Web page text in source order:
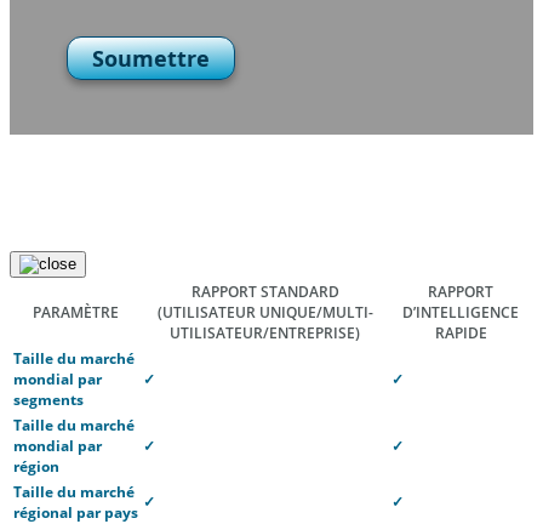
Soumettre
PARAMÈTRE
RAPPORT STANDARD
(UTILISATEUR UNIQUE/MULTI-
UTILISATEUR/ENTREPRISE)
RAPPORT
D’INTELLIGENCE
RAPIDE
Taille du marché
mondial par
segments
✓ ✓
Taille du marché
mondial par
région
✓ ✓
Taille du marché
régional par pays
✓
✓